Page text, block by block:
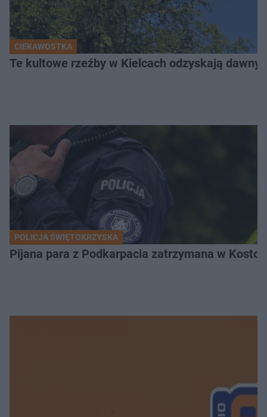
CIEKAWOSTKA
Te kultowe rzeźby w Kielcach odzyskają dawny
POLICJA ŚWIĘTOKRZYSKA
Pijana para z Podkarpacia zatrzymana w